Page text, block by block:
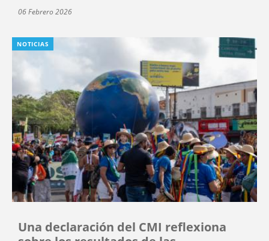
06 Febrero 2026
NOTICIAS
Una declaración del CMI reflexiona